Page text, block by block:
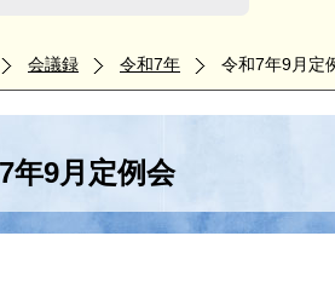
会議録 令和7年 令和7年9月定
年9月定例会